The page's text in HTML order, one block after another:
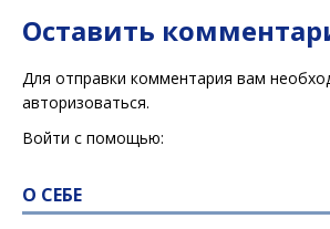
Оставить
Для отправки комментария вам
авторизоваться.
Войти с помощью:
О СЕБЕ